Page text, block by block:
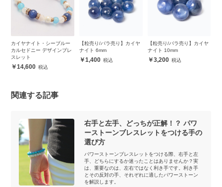
【粒売り/バラ売り】カイヤ
ナイト 6mm
1,400
【粒売り/バラ売り】カイヤ
ナイト 10mm
3,200
【一点もの】ネパール産カ
イヤナイト シルバーリング
47,300
関連する記事
右手と左手、どっちが正解！？ パワ
ーストーンブレスレットをつける手の
選び方
パワーストーンブレスレットをつける際、右手と左
手、どちらにするか迷ったことはありませんか？実
は、重要なのは、左右ではなく利き手です。利き手
とその反対の手、それぞれに適したパワーストーン
を解説します。